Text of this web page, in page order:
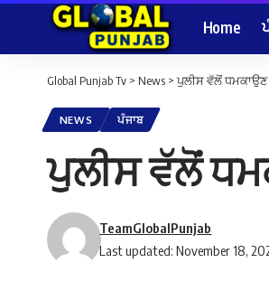
Home
Global Punjab Tv > News > ਪੁਲੀਸ ਵੱਲੋਂ
NEWS ਪੰਜਾਬ
ਪੁਲੀਸ ਵੱਲੋਂ
Last updated: November 18,
TeamGlobalPunjab